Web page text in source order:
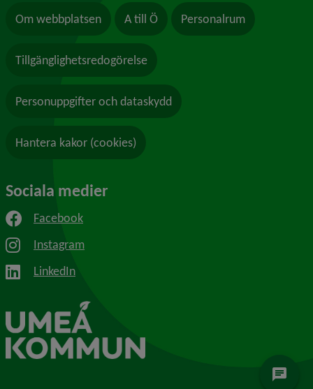
Om webbplatsen A till Ö Personalrum
Tillgänglighetsredogörelse
Personuppgifter och dataskydd
Hantera kakor (cookies)
Sociala medier
Facebook
Instagram
LinkedIn
chat